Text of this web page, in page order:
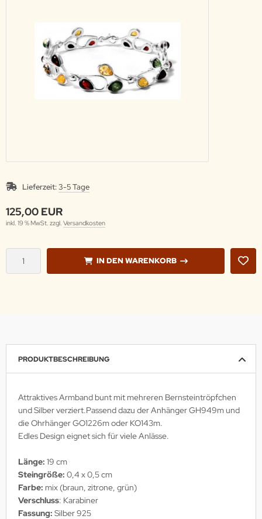
Lieferzeit:3-5 Tage
125,00 EUR
inkl. 19 % MwSt. zzgl. Versandkosten
IN DEN WARENKORB
PRODUKTBESCHREIBUNG
Attraktives Armband bunt mit mehreren Bernsteintröpfchen
und Silber verziert.Passend dazu der Anhänger GH949m und
die Ohrhänger GO1226m oder KO143m.
Edles Design eignet sich für viele Anlässe.
Länge: 19 cm
Steingröße: 0,4 x 0,5 cm
Farbe: mix (braun, zitrone, grün)
Verschluss: Karabiner
Fassung: Silber 925